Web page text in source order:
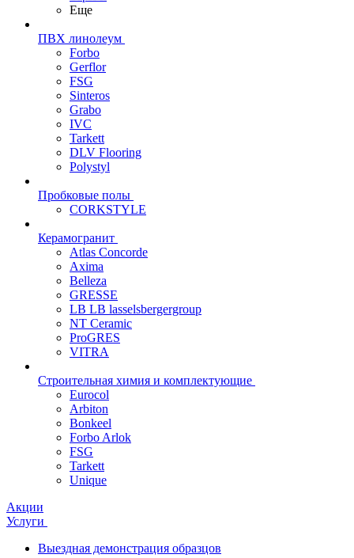
Еще
ПВХ линолеум
Forbo
Gerflor
FSG
Sinteros
Grabo
IVC
Tarkett
DLV Flooring
Polystyl
Пробковые полы
CORKSTYLE
Керамогранит
Atlas Concorde
Axima
Belleza
GRESSE
LB LB lasselsbergergroup
NT Ceramic
ProGRES
VITRA
Строительная химия и комплектующие
Eurocol
Arbiton
Bonkeel
Forbo Arlok
FSG
Tarkett
Unique
Акции
Услуги
Выездная демонстрация образцов